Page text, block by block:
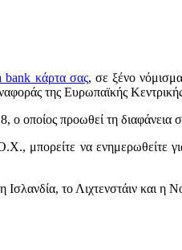
bank κάρτα σας, σε ξένο
αναφοράς της Ευρωπαϊκής
οποίος προωθεί τη διαφάνεια
μπορείτε να ενημερωθείτε
το Λιχτενστάιν και η